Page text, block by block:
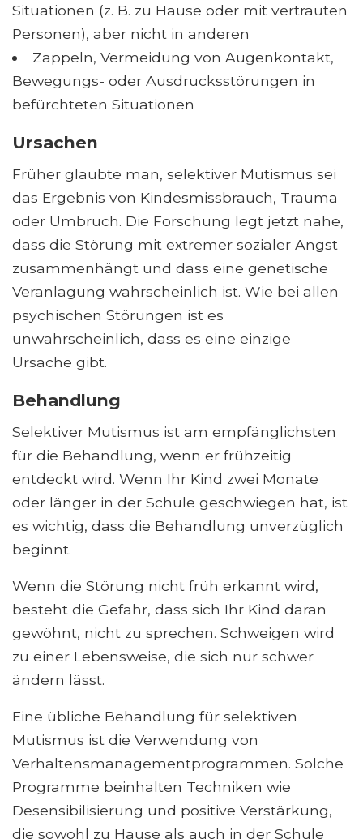
Situationen (z. B. zu Hause oder mit vertrauten
Personen), aber nicht in anderen
Zappeln, Vermeidung von Augenkontakt,
Bewegungs- oder Ausdrucksstörungen in
befürchteten Situationen
Ursachen
Früher glaubte man, selektiver Mutismus sei
das Ergebnis von Kindesmissbrauch, Trauma
oder Umbruch. Die Forschung legt jetzt nahe,
dass die Störung mit extremer sozialer Angst
zusammenhängt und dass eine genetische
Veranlagung wahrscheinlich ist. Wie bei allen
psychischen Störungen ist es
unwahrscheinlich, dass es eine einzige
Ursache gibt.
Behandlung
Selektiver Mutismus ist am empfänglichsten
für die Behandlung, wenn er frühzeitig
entdeckt wird. Wenn Ihr Kind zwei Monate
oder länger in der Schule geschwiegen hat, ist
es wichtig, dass die Behandlung unverzüglich
beginnt.
Wenn die Störung nicht früh erkannt wird,
besteht die Gefahr, dass sich Ihr Kind daran
gewöhnt, nicht zu sprechen. Schweigen wird
zu einer Lebensweise, die sich nur schwer
ändern lässt.
Eine übliche Behandlung für selektiven
Mutismus ist die Verwendung von
Verhaltensmanagementprogrammen. Solche
Programme beinhalten Techniken wie
Desensibilisierung und positive Verstärkung,
die sowohl zu Hause als auch in der Schule